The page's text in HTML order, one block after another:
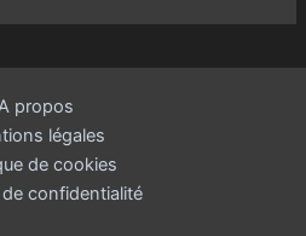
propos
légales
de cookies
confidentialité